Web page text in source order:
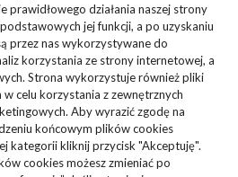
prawidłowego działania naszej strony
jej funkcji, a po uzyskaniu
przez nas wykorzystywane do
korzystania ze strony internetowej, a
Strona wykorzystuje również pliki
celu korzystania z zewnętrznych
Aby wyrazić zgodę na
końcowym plików cookies
kategorii kliknij przycisk "Akceptuję".
cookies możesz zmieniać po
(36)